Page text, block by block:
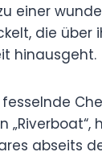
einer
die über
hinausgeht.
„Riverboat“,
abseits